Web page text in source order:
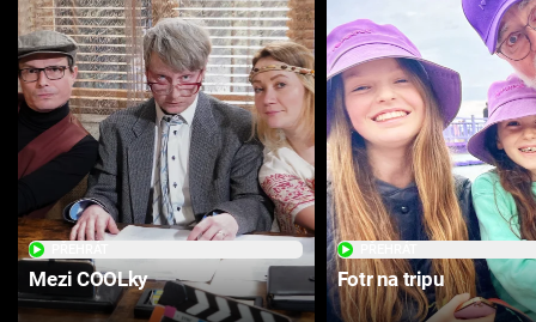
Mezi COOLky Fotr na tripu